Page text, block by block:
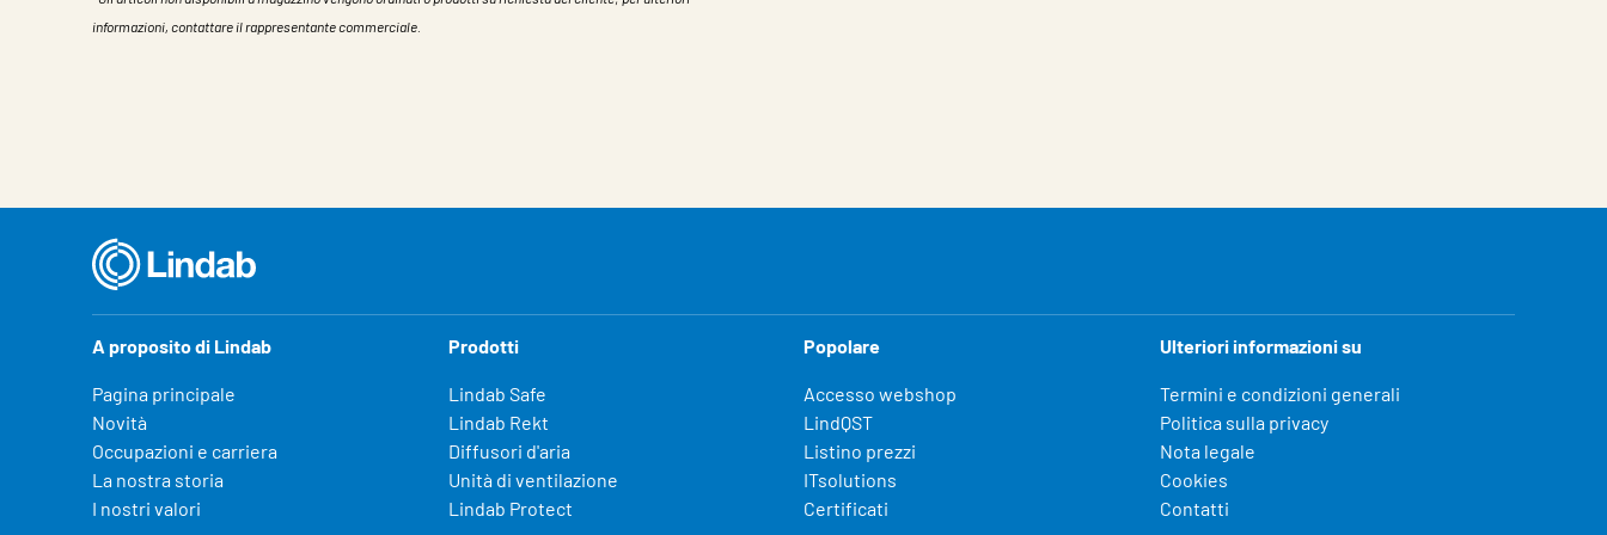
informazioni, contattare il rappresentante commerciale.
A proposito di Lindab
Pagina principale
Novità
Occupazioni e carriera
La nostra storia
I nostri valori
Prodotti
Lindab Safe
Lindab Rekt
Diffusori d'aria
Unità di ventilazione
Lindab Protect
Popolare
Accesso webshop
LindQST
Listino prezzi
ITsolutions
Certificati
Ulteriori informazioni su
Termini e condizioni generali
Politica sulla privacy
Nota legale
Cookies
Contatti